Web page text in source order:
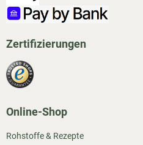
Zertifizierungen
Online-Shop
Rohstoffe & Rezepte